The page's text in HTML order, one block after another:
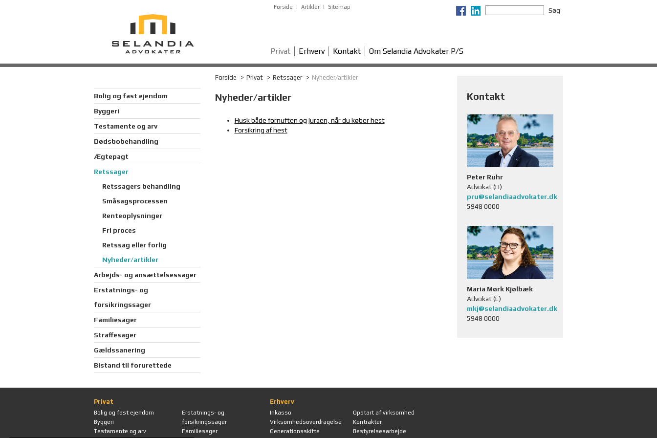
Forside Artikler Sitemap Søg
Privat Erhverv Kontakt Om Selandia Advokater P/S
Bolig og fast ejendom
Byggeri
Testamente og arv
Dødsbobehandling
Ægtepagt
Retssager
Retssagers behandling
Småsagsprocessen
Renteoplysninger
Fri proces
Retssag eller forlig
Nyheder/artikler
Arbejds- og ansættelsessager
Erstatnings- og
forsikringssager
Familiesager
Straffesager
Gældssanering
Bistand til forurettede
Forside Privat Retssager Nyheder/artikler
Nyheder/artikler
Husk både fornuften og juraen, når du køber hest
Forsikring af hest
Kontakt
Peter Ruhr
Advokat (H)
pru@selandiaadvokater.dk
5948 0000
Maria Mørk Kjølbæk
Advokat (L)
mkj@selandiaadvokater.dk
5948 0000
Privat
Bolig og fast ejendom
Byggeri
Testamente og arv
Erstatnings- og
forsikringssager
Familiesager
Erhverv
Inkasso
Virksomhedsoverdragelse
Generationsskifte
Opstart af virksomhed
Kontrakter
Bestyrelsesarbejde